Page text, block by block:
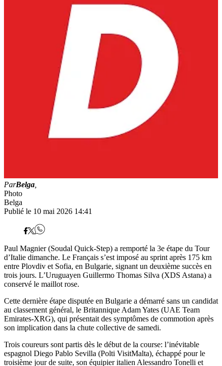
ParBelga
Photo
Belga
Publié le 10 mai 2026 14:41
Paul Magnier (Soudal Quick-Step) a remporté la 3e étape du Tour
d’Italie dimanche. Le Français s’est imposé au sprint après 175 km
entre Plovdiv et Sofia, en Bulgarie, signant un deuxième succès en
trois jours. L’Uruguayen Guillermo Thomas Silva (XDS Astana) a
conservé le maillot rose.
Cette dernière étape disputée en Bulgarie a démarré sans un candidat
au classement général, le Britannique Adam Yates (UAE Team
Emirates-XRG), qui présentait des symptômes de commotion après
son implication dans la chute collective de samedi.
Trois coureurs sont partis dès le début de la course: l’inévitable
espagnol Diego Pablo Sevilla (Polti VisitMalta), échappé pour le
troisième jour de suite, son équipier italien Alessandro Tonelli et